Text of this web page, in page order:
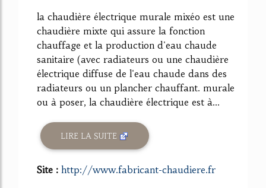
la chaudière électrique murale mixéo est une
chaudière mixte qui assure la fonction
chauffage et la production d'eau chaude
sanitaire (avec radiateurs ou une chaudière
électrique diffuse de l'eau chaude dans des
radiateurs ou un plancher chauffant. murale
ou à poser, la chaudière électrique est à...
LIRE LA SUITE
Site : http://www.fabricant-chaudiere.fr